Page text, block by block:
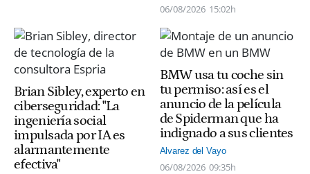
06/08/2026 15:02h
Brian Sibley, experto en
ciberseguridad: "La
ingeniería social
impulsada por IA es
alarmantemente
efectiva"
BMW usa tu coche sin
tu permiso: así es el
anuncio de la película
de Spiderman que ha
indignado a sus clientes
Alvarez del Vayo
06/08/2026 09:35h